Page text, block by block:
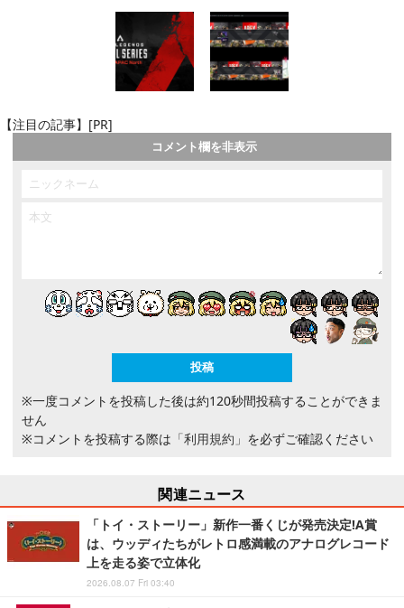
【注目の記事】[PR]
コメント欄を非表示
※一度コメントを投稿した後は約120秒間投稿することができま
せん
※コメントを投稿する際は 「利用規約」 を必ずご確認ください
関連ニュース
「トイ・ストーリー」新作一番くじが発売決定!A賞
は、ウッディたちがレトロ感満載のアナログレコード
上を走る姿で立体化
2026.08.07 Fri 03:40